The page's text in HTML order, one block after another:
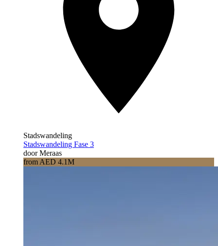
Stadswandeling
Stadswandeling Fase 3
door Meraas
from AED 4.1M